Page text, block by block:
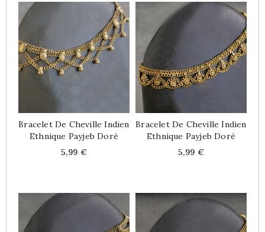
Bracelet De Cheville Indien
Ethnique Payjeb Doré
Price
5,99 €
Bracelet De Cheville Indien
Ethnique Payjeb Doré
Price
5,99 €